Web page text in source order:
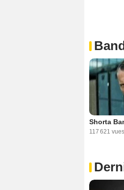
Shorta
117 621 vues